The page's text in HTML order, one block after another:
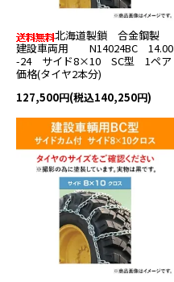
北海道製鎖 合金鋼製
建設車両用 N14024BC 14.00
-24 サイド8×10 SC型 1ペア
価格(タイヤ2本分)
127,500円(税込140,250円)